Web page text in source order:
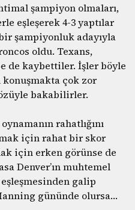
şampiyon olmaları,
eşleşerek 4-3 yaptılar
şampiyonluk adayıyla
oldu. Texans,
de kaybettiler. İşler böyle
çok zor
bakabilirler.
rahatlığını
için rahat bir skor
için erken görünse de
Denver’ın muhtemel
galip
gününde olursa…